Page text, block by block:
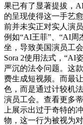
果已有了显著提拔，
的呈现使得这一手艺
前并未实正对实人演
例如“AI王菲”、“AI周
坐，导致美国演员工
Sora 2使用法式，“AI
严沉的法令问题。这
费生成短视频。而最
色，而是通过计较机
演员工会。查看更多
上展示出过于奇特的
物，这一行为被视为